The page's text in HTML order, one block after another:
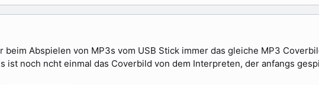
Abspielen von MP3s vom USB Stick immer das gleiche MP3
noch ncht einmal das Coverbild von dem Interpreten, der anfangs